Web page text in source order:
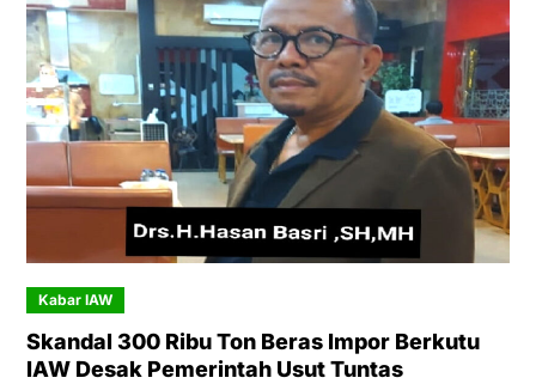
Kabar IAW
Skandal 300 Ribu Ton Beras Impor Berkutu
IAW Desak Pemerintah Usut Tuntas